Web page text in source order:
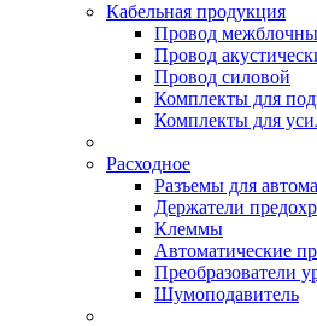
Кабельная продукция
Провод
Провод
Провод силовой
Комплекты для
Комплекты для
Расходное
Разъемы для
Держатели
Клеммы
Автоматические
Преобразователи
Шумоподавитель